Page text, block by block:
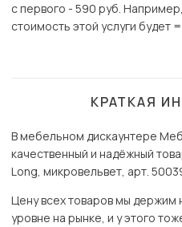
с первого - 590 руб.
стоимость этой услуги будет
КРАТКАЯ
В мебельном дискаунтере
качественный и надёжный
Long, микровельвет, арт.
Цену всех товаров мы
уровне на рынке, и у этого